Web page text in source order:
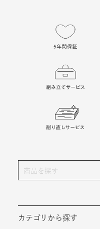
カテゴリから探す